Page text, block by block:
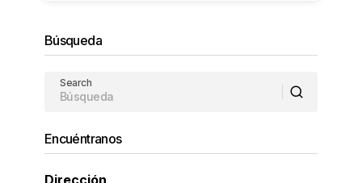
Búsqueda
Search
Encuéntranos
Dirección